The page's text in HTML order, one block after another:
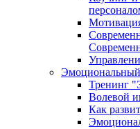
Эмоциональный
Тренинг
Волевой
Как